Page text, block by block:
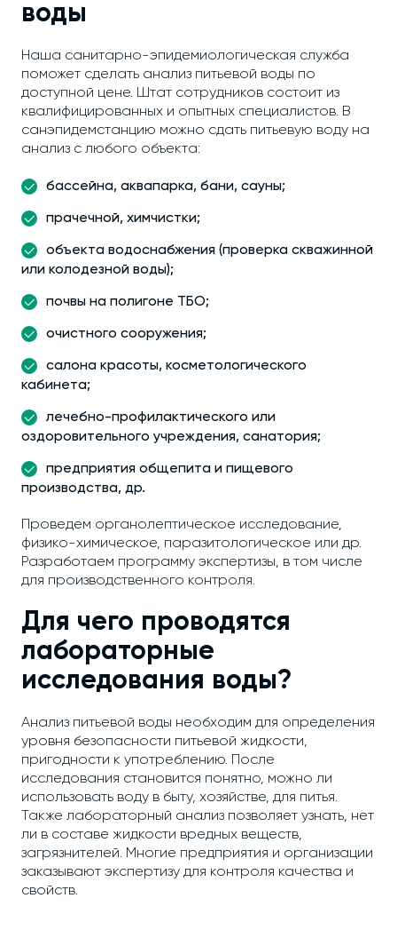
воды
Наша санитарно-эпидемиологическая служба
поможет сделать анализ питьевой воды по
доступной цене. Штат сотрудников состоит из
квалифицированных и опытных специалистов. В
санэпидемстанцию можно сдать питьевую воду на
анализ с любого объекта:
бассейна, аквапарка, бани, сауны;
прачечной, химчистки;
объекта водоснабжения (проверка скважинной
или колодезной воды);
почвы на полигоне ТБО;
очистного сооружения;
салона красоты, косметологического
кабинета;
лечебно-профилактического или
оздоровительного учреждения, санатория;
предприятия общепита и пищевого
производства, др.
Проведем органолептическое исследование,
физико-химическое, паразитологическое или др.
Разработаем программу экспертизы, в том числе
для производственного контроля.
Для чего проводятся
лабораторные
исследования воды?
Анализ питьевой воды необходим для определения
уровня безопасности питьевой жидкости,
пригодности к употреблению. После
исследования становится понятно, можно ли
использовать воду в быту, хозяйстве, для питья.
Также лабораторный анализ позволяет узнать, нет
ли в составе жидкости вредных веществ,
загрязнителей. Многие предприятия и организации
заказывают экспертизу для контроля качества и
свойств.